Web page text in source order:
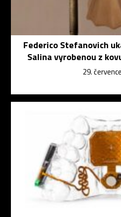
Federico Stefanovich
Salina vyrobenou z
29.